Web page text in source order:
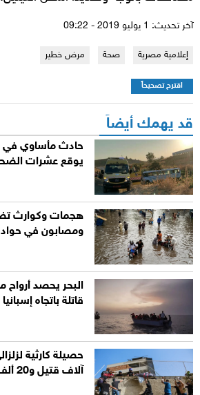
آخر تحديث: 1 يوليو 2019 - 09:22
إعلامية مصرية صحة مرض خطير
اقترح تصحيحاً
قد يهمك أيضاً
حادث مأساوي في
يوقع عشرات
هجمات وكوارث
ومصابون في
البحر يحصد أرواح
قاتلة باتجاه إسبانيا
آلاف قتيل و20 ألف نازح بلا منازل